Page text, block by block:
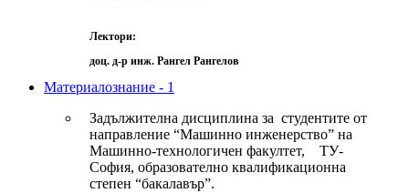
Лектори:
доц. д-р инж. Рангел Рангелов
Материалознание - 1
Задължителна дисциплина за студентите от
направление “Машинно инженерство” на
Машинно-технологичен факултет, ТУ-
София, образователно квалификационна
степен “бакалавър”.